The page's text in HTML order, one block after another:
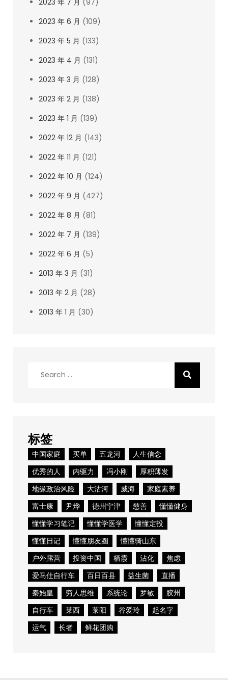
2023 年 6 月 (109)
2023 年 5 月 (133)
2023 年 4 月 (131)
2023 年 3 月 (128)
2023 年 2 月 (138)
2023 年 1 月 (139)
2022 年 12 月 (143)
2022 年 11 月 (121)
2022 年 10 月 (124)
2022 年 9 月 (427)
2022 年 8 月 (81)
2022 年 7 月 (139)
2022 年 6 月 (5)
2013 年 3 月 (31)
2013 年 2 月 (28)
2013 年 1 月 (30)
标签
中国家庭 买单 五龙河
人生信念
优秀的人
内驱力 冯小刚
厚积薄发
地缘政治风险
大沽河 威海
家庭素养
富士康
尹烨 德州宁津 慈善
懂懂健身
懂懂学习笔记
懂懂学医学
懂懂定投
懂懂日记
懂懂朋友圈
懂懂骑山东
户外露营
投资中国 栖霞 沾化
焦虑
爱马仕自行车
百日百县 益生菌
直播
秦始皇
穷人思维 系统论 罗敏
胶州
自行车
莱西 莱阳 谷爱玲
起名字
运气
长者 鲜花团购